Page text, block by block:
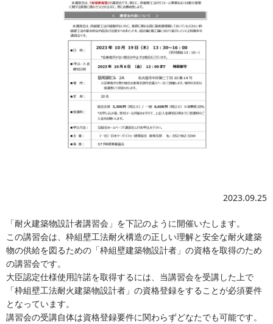
2023.09.25
「耐火建築物設計者講習会」を下記のように開催いたします。
この講習会は、枠組壁工法耐火構造の正しい理解と安全な耐火建築
物の供給を図るための「枠組壁建築物設計者」の資格を取得のため
の講習会です。
大臣認定仕様使用許諾を取得するには、当講習会を受講した上で
「枠組壁工法耐火建築物設計者」の資格登録をすることが必須要件
となっています。
講習会の受講自体は資格登録要件に関わらずどなたでも可能です。